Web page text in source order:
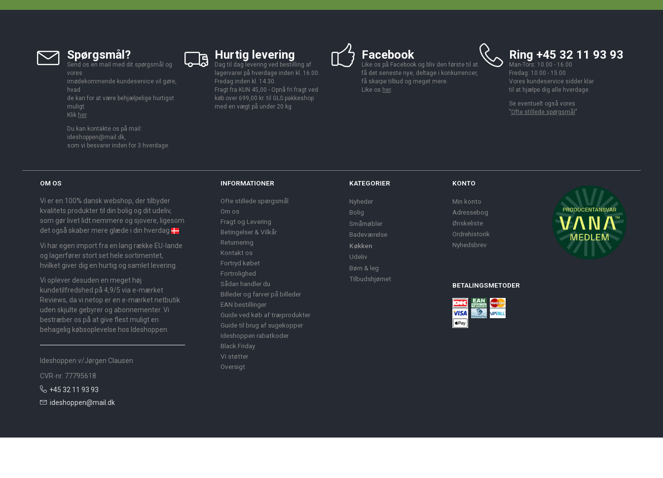
Spørgsmål?
Send os en mail med dit spørgsmål og
vores
imødekommende kundeservice vil gøre,
hvad
de kan for at være behjælpelige hurtigst
muligt.
Klik her.
Du kan kontakte os på mail:
ideshoppen@mail.dk,
som vi besvarer inden for 3 hverdage.
Hurtig levering
Dag til dag levering ved bestilling af
lagervarer på hverdage inden kl. 16.00.
Fredag inden kl. 14.30.
Fragt fra KUN 45,00 - Opnå fri fragt ved
køb over 699,00 kr. til GLS pakkeshop
med en vægt på under 20 kg.
Facebook
Like os på Facebook og bliv den første til at
få det seneste nye, deltage i konkurrencer,
få skarpe tilbud og meget mere.
Like os her.
Ring +45 32 11 93 93
Man-Tors: 10.00 - 16.00
Fredag: 10.00 - 15.00
Vores kundeservice sidder klar
til at hjælpe dig alle hverdage.
Se eventuelt også vores
"Ofte stillede spørgsmål ".
OM OS
Vi er en 100% dansk webshop, der tilbyder
kvalitets produkter til din bolig og dit udeliv,
som gør livet lidt nemmere og sjovere, ligesom
det også skaber mere glæde i din hverdag
Vi har egen import fra en lang række EU-lande
og lagerfører stort set hele sortimentet,
hvilket giver dig en hurtig og samlet levering.
Vi oplever desuden en meget høj
kundetilfredshed på 4,9/5 via e-mærket
Reviews, da vi netop er en e-mærket netbutik
uden skjulte gebyrer og abonnementer. Vi
bestræber os på at give flest muligt en
behagelig købsoplevelse hos Ideshoppen.
Ideshoppen v/Jørgen Clausen
CVR-nr. 77795618
+45 32 11 93 93
ideshoppen@mail.dk
INFORMATIONER
Ofte stillede spørgsmål
Om os
Fragt og Levering
Betingelser & Vilkår
Returnering
Kontakt os
Fortryd købet
Fortrolighed
Sådan handler du
Billeder og farver på billeder
EAN bestillinger
Guide ved køb af træprodukter
Guide til brug af sugekopper
Ideshoppen rabatkoder
Black Friday
Vi støtter
Oversigt
KATEGORIER
Nyheder
Bolig
Småmøbler
Badeværelse
Køkken
Udeliv
Børn & leg
Tilbudshjørnet
KONTO
Min konto
Adressebog
Ønskeliste
Ordrehistorik
Nyhedsbrev
BETALINGSMETODER